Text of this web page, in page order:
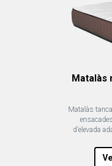
Matalàs
Matalàs
d’elevada